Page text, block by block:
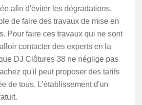
afin d'éviter les dégradations.
de faire des travaux de mise en
Pour faire ces travaux qui ne sont
contacter des experts en la
DJ Clôtures 38 ne néglige pas
qu'il peut proposer des tarifs
de tous. L'établissement d'un